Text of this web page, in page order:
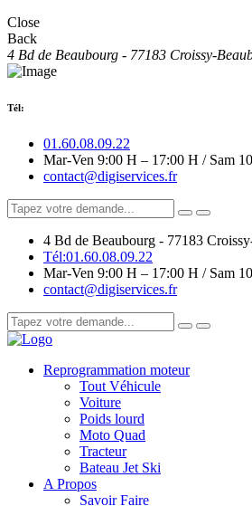
Close
Back
4 Bd de Beaubourg - 77183 Croissy-
Tél:
01.60.08.09.22
Mar-Ven 9:00 H – 17:00 H / Sam
contact@digiservices.fr
4 Bd de Beaubourg - 77183
Tél:01.60.08.09.22
Mar-Ven 9:00 H – 17:00 H / Sam
contact@digiservices.fr
Reprogrammation moteur
Tout Véhicule
Voiture
Poids lourd
Moto Quad
Tracteur
Bateau Jet Ski
A Propos
Savoir Faire